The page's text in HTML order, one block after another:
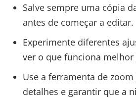
Salve sempre uma cópia
antes de começar a editar.
Experimente diferentes
ver o que funciona
Use a ferramenta de
detalhes e garantir que a